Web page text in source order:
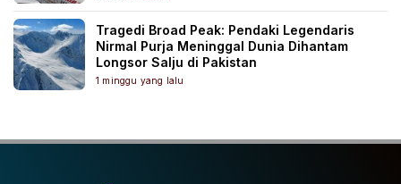
Tragedi Broad Peak: Pendaki Legendaris
Nirmal Purja Meninggal Dunia Dihantam
Longsor Salju di Pakistan
1 minggu yang lalu